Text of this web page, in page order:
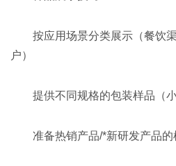
按应用场景分类展示（餐饮
户）
提供不同规格的包装样品（
准备热销产品/*新研发产品的